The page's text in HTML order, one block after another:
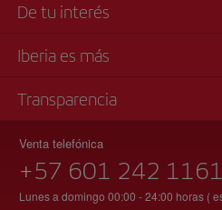
De tu interés
Iberia es más
Transparencia
Venta telefónica
+57 601 242 1161
Lunes a domingo 00:00 - 24:00 horas (